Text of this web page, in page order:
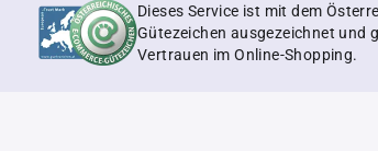
Dieses Service ist mit dem
Gütezeichen ausgezeichnet und
Vertrauen im Online-Shopping.